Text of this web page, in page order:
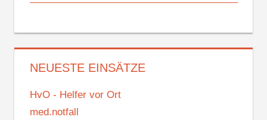
NEUESTE EINSÄTZE
HvO - Helfer vor Ort
med.notfall